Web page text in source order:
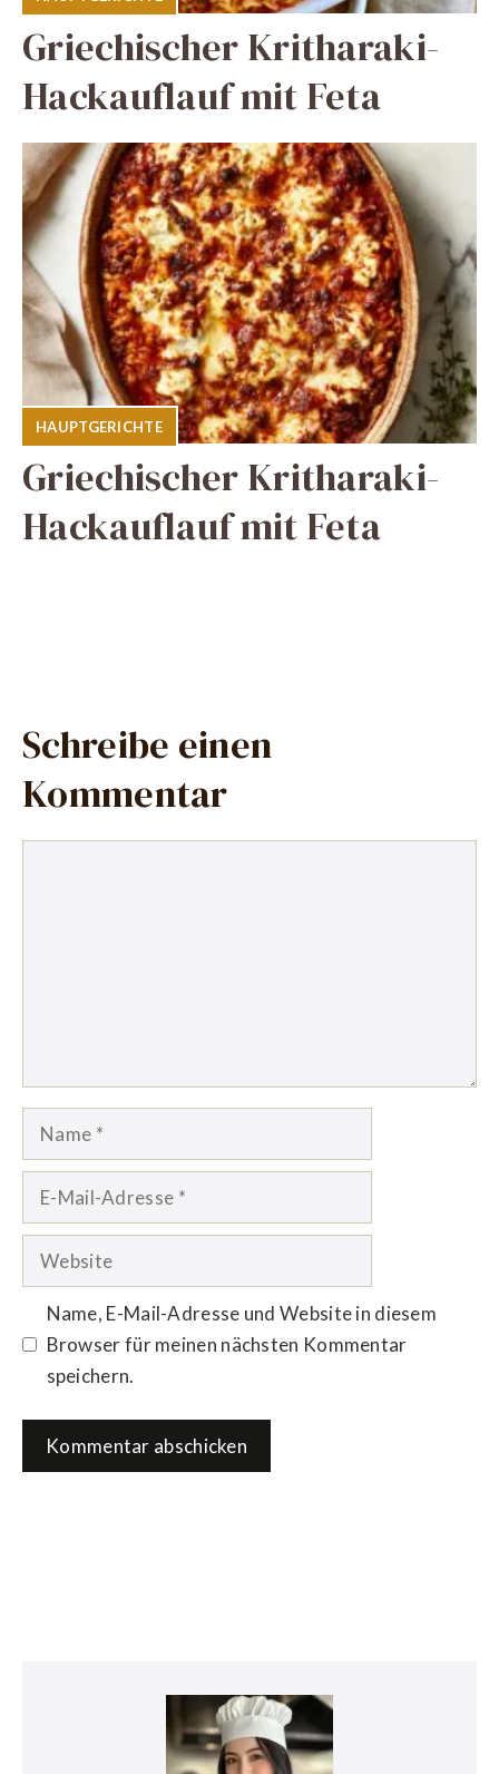
Griechischer Kritharaki-
Hackauflauf mit Feta
HAUPTGERICHTE
Griechischer Kritharaki-
Hackauflauf mit Feta
Schreibe einen
Kommentar
Name
Website
Name, E-Mail-Adresse und Website in diesem
Browser für meinen nächsten Kommentar
speichern.